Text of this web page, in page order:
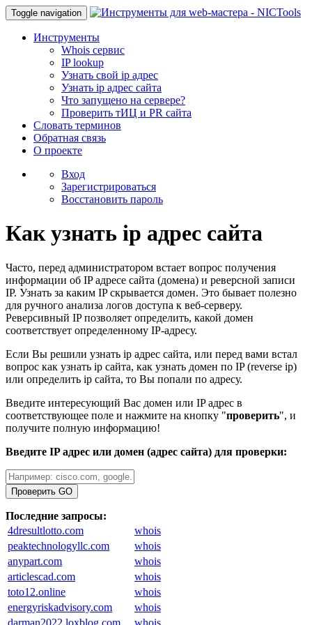
Toggle navigation
Инструменты
Whois сервис
IP lookup
Узнать свой ip адрес
Узнать ip адрес сайта
Что запущено на сервере?
Проверить тИЦ и PR сайта
Словать терминов
Обратная связь
О проекте
Вход
Зарегистрироваться
Восстановить пароль
Как узнать ip адрес сайта
Часто, перед администратором встает вопрос получения
информации об IP адресе сайта (домена) и реверсной записи
IP. Узнать за каким IP скрывается домен. Это бывает полезно
для ручного анализа логов доступа к веб-серверу.
Реверсивный IP позволяет определить, какой домен
соответствует определенному IP-адресу.
Если Вы решили узнать ip адрес сайта, или перед вами встал
вопрос как узнать ip сайта, как узнать домен по IP (reverse ip)
или определить ip сайта, то Вы попали по адресу.
Введите интересующий Вас домен или IP адрес в
соответствующее поле и нажмите на кнопку "проверить", и
получите полную информацию!
Введите IP адрес или домен (адрес сайта) для проверки:
Проверить GO
Последние запросы:
4dresultlotto.com
whois
peaktechnologyllc.com
whois
anypart.com
whois
articlescad.com
whois
toto12.online
whois
energyriskadvisory.com
whois
darman2022.loxblog.com
whois